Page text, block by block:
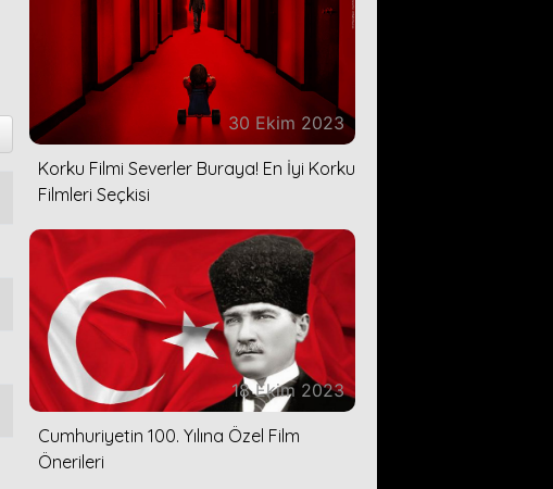
30 Ekim 2023
Korku Filmi Severler Buraya! En İyi Korku
Filmleri Seçkisi
18 Ekim 2023
Cumhuriyetin 100. Yılına Özel Film
Önerileri